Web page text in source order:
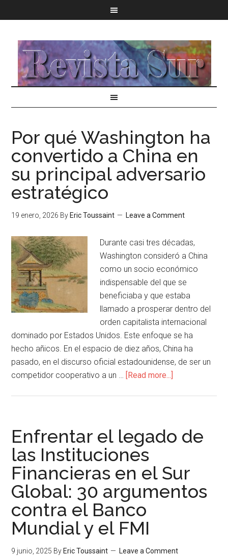
Por qué Washington ha
convertido a China en
su principal adversario
estratégico
19 enero, 2026 By Eric Toussaint Leave a Comment
Durante casi tres décadas,
Washington consideró a China
como un socio económico
indispensable del que se
beneficiaba y que estaba
llamado a prosperar dentro del
orden capitalista internacional
dominado por Estados Unidos. Este enfoque se ha
hecho añicos. En el espacio de diez años, China ha
pasado, en el discurso oficial estadounidense, de ser un
competidor cooperativo a un … [Read more...]
Enfrentar el legado de
las Instituciones
Financieras en el Sur
Global: 30 argumentos
contra el Banco
Mundial y el FMI
9 junio, 2025 By Eric Toussaint Leave a Comment